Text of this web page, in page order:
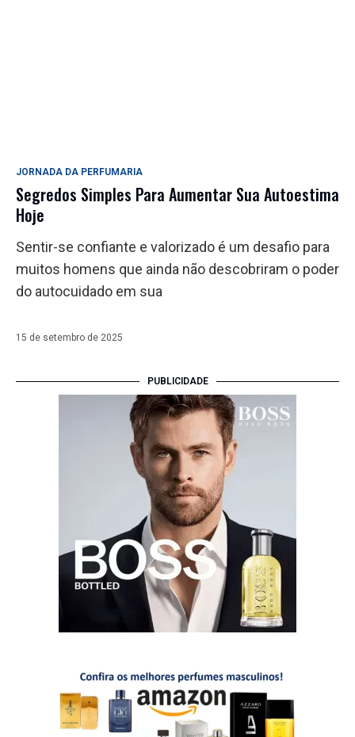
JORNADA DA PERFUMARIA
Segredos Simples Para Aumentar Sua Autoestima
Hoje
Sentir-se confiante e valorizado é um desafio para
muitos homens que ainda não descobriram o poder
do autocuidado em sua
15 de setembro de 2025
PUBLICIDADE